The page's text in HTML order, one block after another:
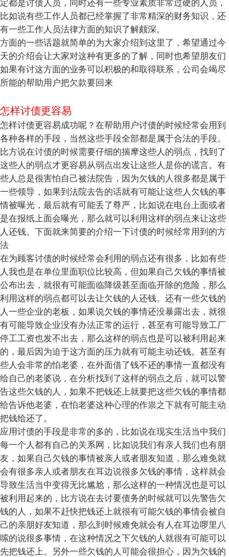
定都是讨债人员，同时还有一些专业素质非常过硬的人员，
比如说有些工作人员都已经掌握了非常精深的财务知识，还
有一些工作人员法律方面的知识了解颇深。
方面的一些话题就简单的为大家介绍到这里了，希望通过今
天的介绍会让大家对这种有更多的了解，同时也希望朋友们
如果有讨这方面的业务可以积极的和取得联系，公司会竭尽
所能的帮助用户把欠款要回来
怎样讨债更容易
怎样讨债更容易成功呢？在帮助用户讨债的时候经常会用到
各种各样的手段，当然这些手段全部都是属于合法的手段。
比方说在讨债的时候需要仔细的揣摩这些人的弱点，找到了
这些人的弱点才更容易从弱点出发让这些人是你的谎言。有
些人总是很害怕自己被法院告，因为欠钱的人很多都是属于
一些领导，如果到法院去告的话就有可能让这些人欠钱的事
情被曝光，最后就有可能丢了尊严，比如说在电台上面或者
是在报纸上面会曝光，那么就可以利用这样的弱点来让这些
人还钱。下面就来简要的介绍一下讨债的时候经常用到的方
法
在为顾客讨债的时候经常会利用的弱点还有很多，比如有些
人我也是在单位里面职位比较高，但如果自己欠钱的事情被
公布出去，就很有可能面临降级甚至面临开除的危险，那么
利用这样的弱点都可以去让欠钱的人还钱。还有一些欠钱的
人一些企业的老板，如果说欠钱的事情还没暴露出去，就很
有可能导致企业没有办法正常的运行，甚至有可能导致工厂
停工工资也发不出去，那么这样的弱点也是可以被利用起来
的，最后因为迫于这方面的压力就有可能主动还钱。甚至有
些人会非常的怕老婆，在外面借了钱不还的事情一直都没有
给自己的老婆说，在分析找到了这样的弱点之后，就可以警
告这些欠钱的人，如果不把钱还上就要把这些欠钱的事情都
给告诉他老婆，在怕老婆这种心理的作祟之下就有可能主动
把钱给还了。
应用讨债的手段是非常的多的，比如说在现实生活当中我们
每一个人都有自己的关系网，比如说我们有亲人我们也有朋
友，如果自己欠钱的事情被亲人或者朋友知道，那么难免就
会有很多亲人或者朋友在耳边说很多欠钱的事情，这样就会
导致生活当中变得无比尴尬，那么这样的一种情况也是可以
被利用起来的，比方说在去讨要债务的时候就可以先警告欠
钱的人，如果不赶快把钱还上就很有可能欠钱的事情会被自
己的亲朋好友知道，那么到时候难免就会有人在耳边啰里八
嗦的说很多事情，在这种情况之下欠钱的人就很有可能可以
先把钱还上。另外一些欠钱的人可能会很担心，因为欠钱的